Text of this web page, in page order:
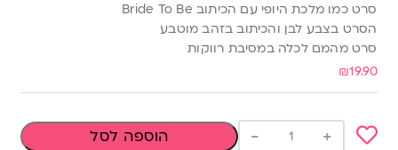
סרט כמו מלכת היופי עם הכיתוב Bride To Be
הסרט בצבע לבן והכיתוב בזהב מוטבע
סרט מהמם לכלה במסיבת רווקות
₪19.90
+
- הוספה לסל